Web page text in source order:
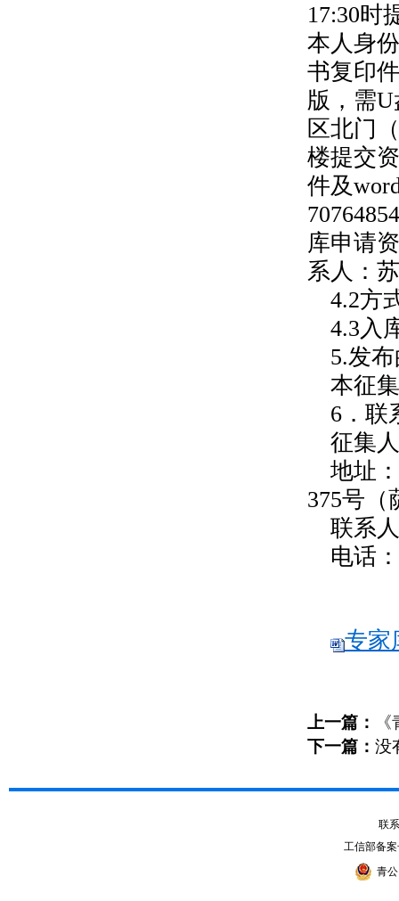
17:30时
本人身
书复印
版，需
区北门
楼提交
件及
库申请
系人：
4.2方
4.3入
5.发
本征
6．联
征集
地址
375号（
联系
电话
专家
上一篇：
下一篇： 没
联
工信部备
青公